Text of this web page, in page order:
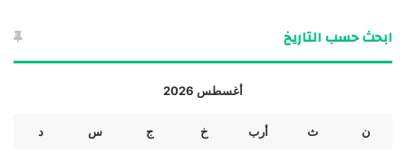
ابحث حسب التاريخ
أغسطس 2026
ن ث أرب خ ج س د